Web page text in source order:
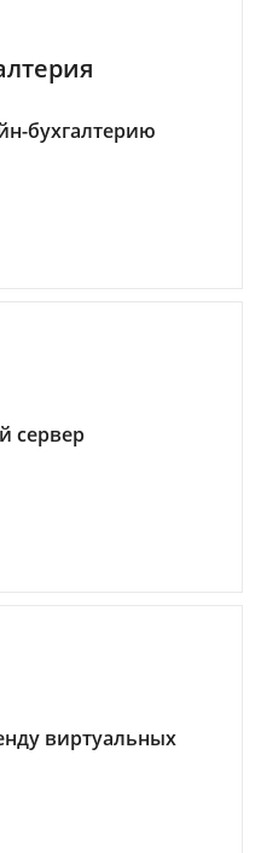
бухгалтерию
сервер
виртуальных